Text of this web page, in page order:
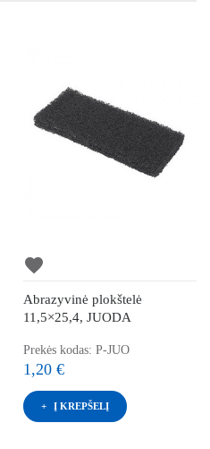
favorite
Abrazyvinė plokštelė
11,5×25,4, JUODA
Prekės kodas: P-JUO
1,20 €
Į KREPŠELĮ